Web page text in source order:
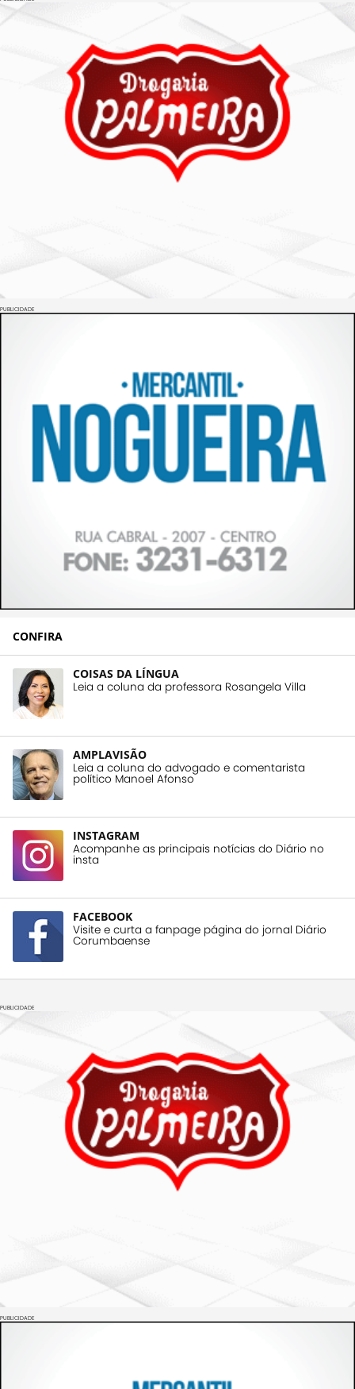
PUBLICIDADE
CONFIRA
COISAS DA LÍNGUA
Leia a coluna da professora Rosangela Villa
AMPLAVISÃO
Leia a coluna do advogado e comentarista
político Manoel Afonso
INSTAGRAM
Acompanhe as principais notícias do Diário no
insta
FACEBOOK
Visite e curta a fanpage página do jornal Diário
Corumbaense
PUBLICIDADE
PUBLICIDADE